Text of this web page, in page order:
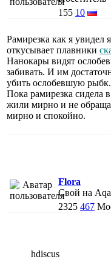
155 10
Рамирезка как я увидел
откусывает плавники
Нанокары видят
забивать. И им
убить ослобевшую рыбк.
Пока рамирезка сидела
жили мирно и не
мирно и спокойно.
Flora
Свой на
2325 467
hdiscus